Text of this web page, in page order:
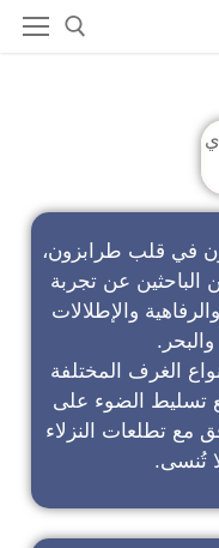
في قلب طرابزون،
الباحثين عن تجربة
والإطلالات
والبحر.
الغرف المختلفة
مع تسليط الضوء على
مع تطلعات النزلاء
تُنسى.